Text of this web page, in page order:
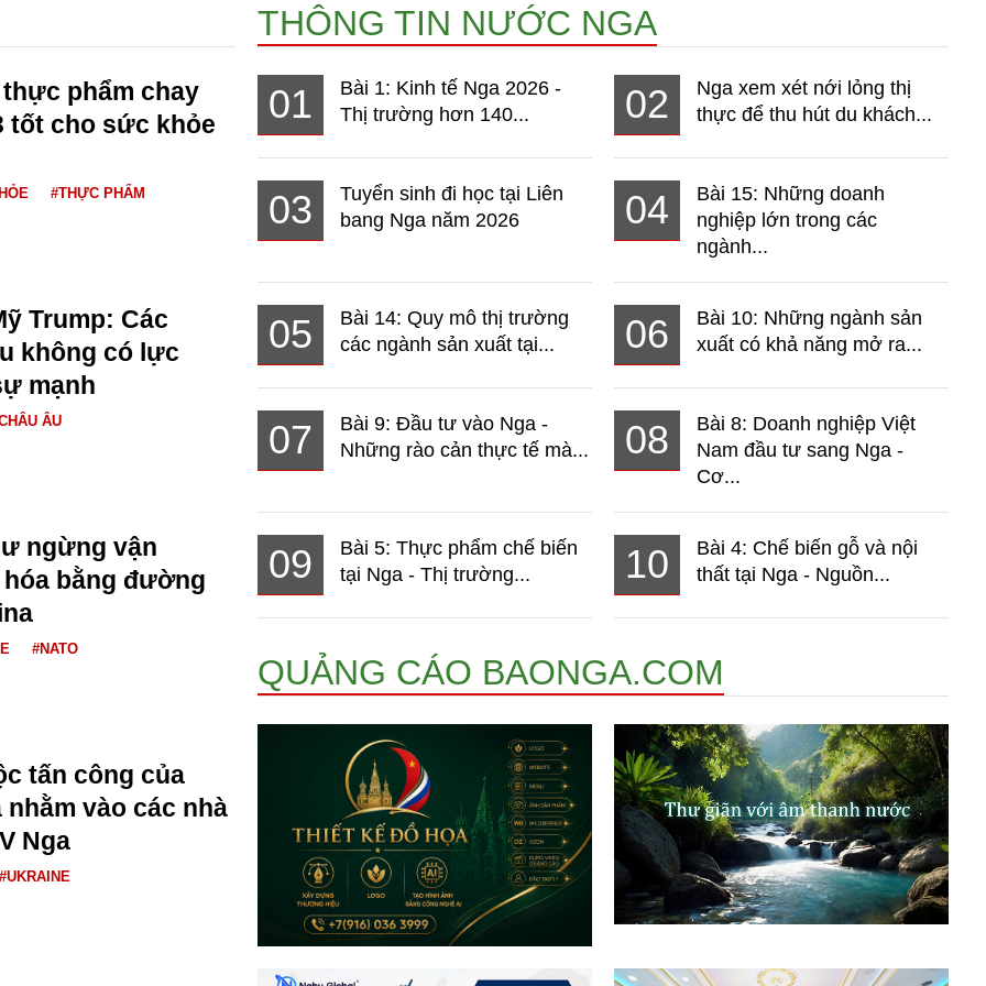
phẩm chay
tốt cho sức khỏe
#THỰC PHẨM
Trump: Các
không có lực
mạnh
ÂU
ngừng vận
bằng đường
#NATO
tấn công của
nhằm vào các nhà
Nga
#UKRAINE
THÔNG TIN NƯỚC NGA
01
Bài 1: Kinh tế Nga 2026 -
Thị trường hơn 140...
02
Nga xem xét nới lỏng thị
thực để thu hút du khách...
03
Tuyển sinh đi học tại Liên
bang Nga năm 2026
04
Bài 15: Những doanh
nghiệp lớn trong các
ngành...
05
Bài 14: Quy mô thị trường
các ngành sản xuất tại...
06
Bài 10: Những ngành sản
xuất có khả năng mở ra...
07
Bài 9: Đầu tư vào Nga -
Những rào cản thực tế mà...
08
Bài 8: Doanh nghiệp Việt
Nam đầu tư sang Nga -
Cơ...
09
Bài 5: Thực phẩm chế biến
tại Nga - Thị trường...
10
Bài 4: Chế biến gỗ và nội
thất tại Nga - Nguồn...
QUẢNG CÁO BAONGA.COM